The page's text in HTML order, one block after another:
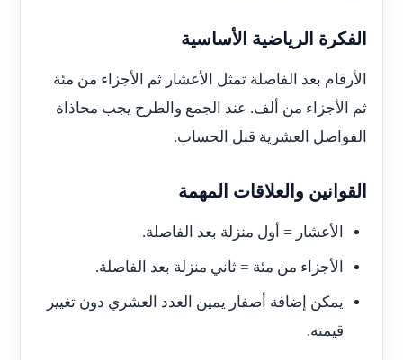
الفكرة الرياضية الأساسية
الأرقام بعد الفاصلة تمثل الأعشار ثم الأجزاء من مئة
ثم الأجزاء من ألف. عند الجمع والطرح يجب محاذاة
الفواصل العشرية قبل الحساب.
القوانين والعلاقات المهمة
الأعشار = أول منزلة بعد الفاصلة.
الأجزاء من مئة = ثاني منزلة بعد الفاصلة.
يمكن إضافة أصفار يمين العدد العشري دون تغيير
قيمته.